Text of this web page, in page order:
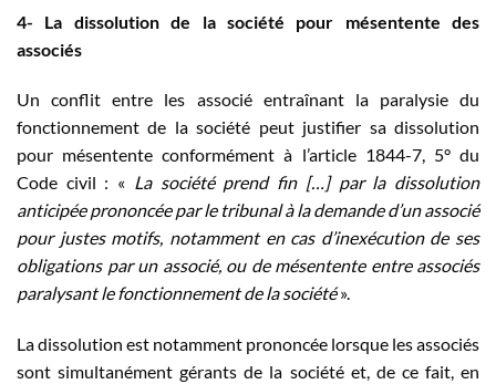
4- La dissolution de la société pour mésentente des
associés
Un conflit entre les associé entraînant la paralysie du
fonctionnement de la société peut justifier sa dissolution
pour mésentente conformément à l’article 1844-7, 5° du
Code civil : « La société prend fin […] par la dissolution
anticipée prononcée par le tribunal à la demande d’un associé
pour justes motifs, notamment en cas d’inexécution de ses
obligations par un associé, ou de mésentente entre associés
paralysant le fonctionnement de la société».
La dissolution est notamment prononcée lorsque les associés
sont simultanément gérants de la société et, de ce fait, en